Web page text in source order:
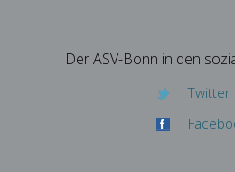
Der ASV-Bonn in den
Twitter